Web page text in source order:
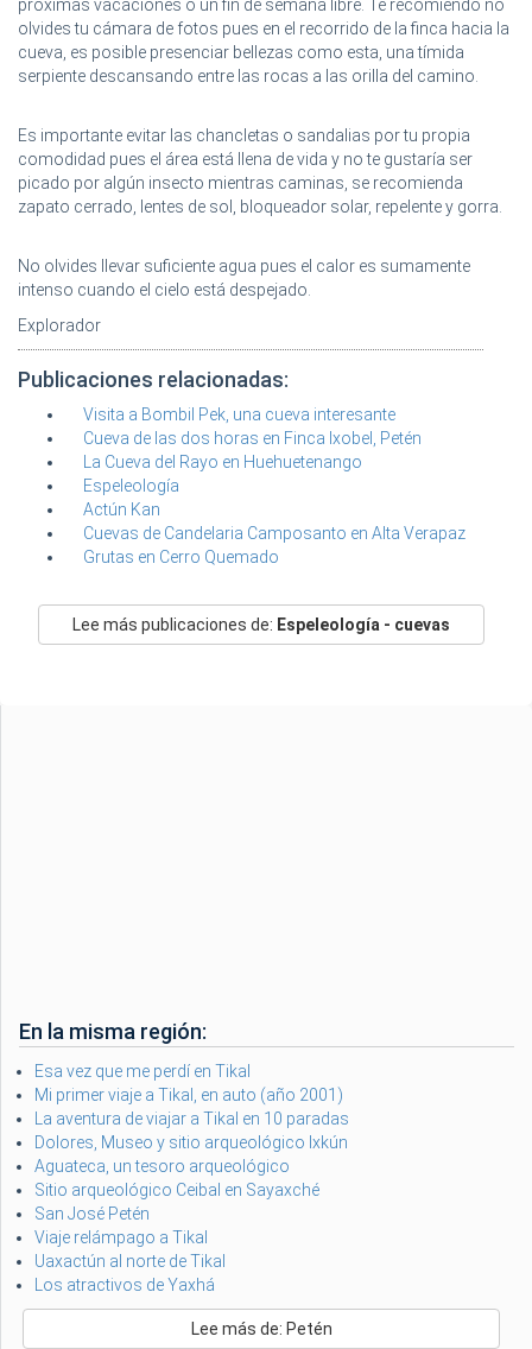
próximas vacaciones o un fin de semana libre. Te recomiendo no
olvides tu cámara de fotos pues en el recorrido de la finca hacia la
cueva, es posible presenciar bellezas como esta, una tímida
serpiente descansando entre las rocas a las orilla del camino.
Es importante evitar las chancletas o sandalias por tu propia
comodidad pues el área está llena de vida y no te gustaría ser
picado por algún insecto mientras caminas, se recomienda
zapato cerrado, lentes de sol, bloqueador solar, repelente y gorra.
No olvides llevar suficiente agua pues el calor es sumamente
intenso cuando el cielo está despejado.
Explorador
Publicaciones relacionadas:
Visita a Bombil Pek, una cueva interesante
Cueva de las dos horas en Finca Ixobel, Petén
La Cueva del Rayo en Huehuetenango
Espeleología
Actún Kan
Cuevas de Candelaria Camposanto en Alta Verapaz
Grutas en Cerro Quemado
Lee más publicaciones de: Espeleología - cuevas
En la misma región:
Esa vez que me perdí en Tikal
Mi primer viaje a Tikal, en auto (año 2001)
La aventura de viajar a Tikal en 10 paradas
Dolores, Museo y sitio arqueológico Ixkún
Aguateca, un tesoro arqueológico
Sitio arqueológico Ceibal en Sayaxché
San José Petén
Viaje relámpago a Tikal
Uaxactún al norte de Tikal
Los atractivos de Yaxhá
Lee más de: Petén